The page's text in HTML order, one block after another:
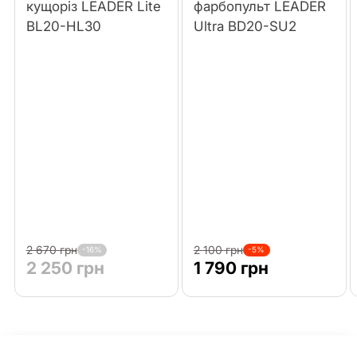
кущоріз LEADER Lite
BL20-HL30
2 670 грн -16%
2 250 грн
фарбопульт LEADER
Ultra BD20-SU2
2 100 грн -5%
1 790 грн